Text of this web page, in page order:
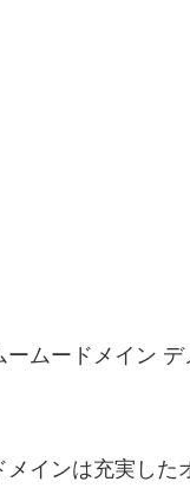
ムードメイン
インは充実した